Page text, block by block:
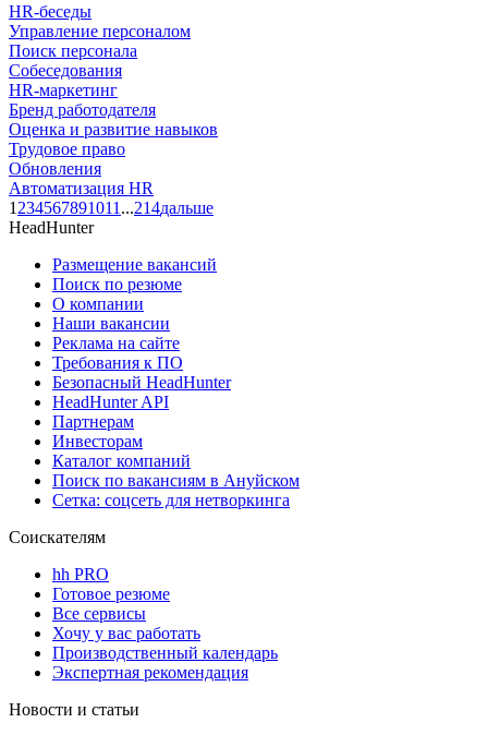
HR-беседы
Управление персоналом
Поиск персонала
Собеседования
HR-маркетинг
Бренд работодателя
Оценка и развитие навыков
Трудовое право
Обновления
Автоматизация HR
1 234567891011 ...214дальше
HeadHunter
Размещение вакансий
Поиск по резюме
О компании
Наши вакансии
Реклама на сайте
Требования к ПО
Безопасный HeadHunter
HeadHunter API
Партнерам
Инвесторам
Каталог компаний
Поиск по вакансиям в Ануйском
Сетка: соцсеть для нетворкинга
Соискателям
hh PRO
Готовое резюме
Все сервисы
Хочу у вас работать
Производственный календарь
Экспертная рекомендация
Новости и статьи